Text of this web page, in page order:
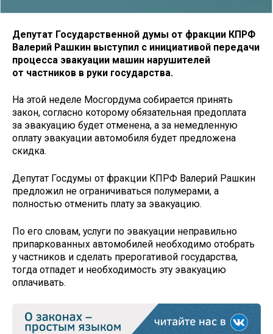
Депутат Государственной думы от фракции КПРФ
Валерий Рашкин выступил с инициативой передачи
процесса эвакуации машин нарушителей
от частников в руки государства.
На этой неделе Мосгордума собирается принять
закон, согласно которому обязательная предоплата
за эвакуацию будет отменена, а за немедленную
оплату эвакуации автомобиля будет предложена
скидка.
Депутат Госдумы от фракции КПРФ Валерий Рашкин
предложил не ограничиваться полумерами, а
полностью отменить плату за эвакуацию.
По его словам, услуги по эвакуации неправильно
припаркованных автомобилей необходимо отобрать
у частников и сделать прерогативой государства,
тогда отпадет и необходимость эту эвакуацию
оплачивать.